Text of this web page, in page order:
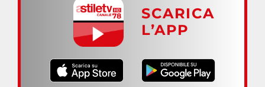
SCARICA
L’APP